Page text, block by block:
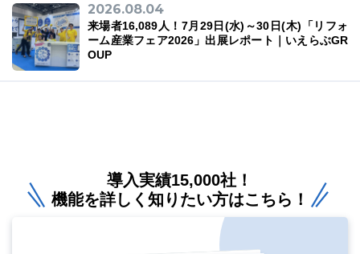
2026.08.04
来場者16,089人！7月29日(水)～30日(木)「リフォ
ーム産業フェア2026」出展レポート｜いえらぶGR
OUP
導入実績15,000社！
機能を詳しく知りたい方はこちら！